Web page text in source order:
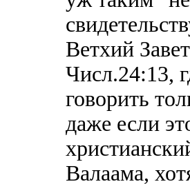
Ветхий
Числ.24:13,
говорить
даже если
Валаама,